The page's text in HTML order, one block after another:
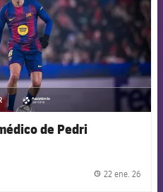
asistencia
de Pedri
22 ene. 26